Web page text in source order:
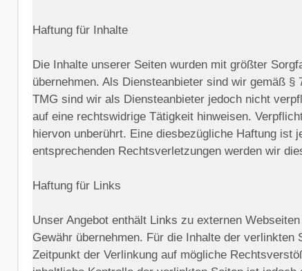
Haftung für Inhalte
Die Inhalte unserer Seiten wurden mit größter
übernehmen. Als Diensteanbieter sind wir gemäß
TMG sind wir als Diensteanbieter jedoch nicht
auf eine rechtswidrige Tätigkeit hinweisen.
hiervon unberührt. Eine diesbezügliche Haftung ist
entsprechenden Rechtsverletzungen werden wir
Haftung für Links
Unser Angebot enthält Links zu externen
Gewähr übernehmen. Für die Inhalte der
Zeitpunkt der Verlinkung auf mögliche